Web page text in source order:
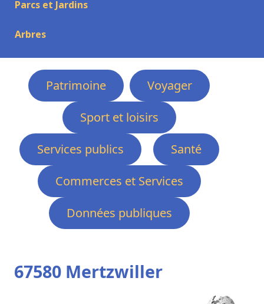
Parcs et Jardins
Arbres
Patrimoine
Voyager
Sport et loisirs
Services publics
Santé
Commerces et Services
Données publiques
67580 Mertzwiller